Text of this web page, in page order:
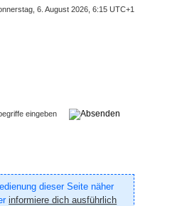
6. August 2026, 6:15 UTC+1
dieser Seite näher
informiere dich ausführlich